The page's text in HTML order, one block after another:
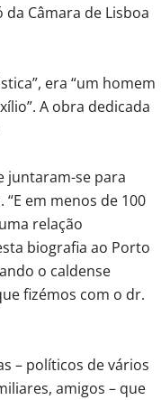
Câmara de Lisboa
era “um homem
A obra dedicada
juntaram-se para
em menos de 100
relação
biografia ao Porto
o caldense
fizémos com o dr.
– políticos de vários
amigos – que